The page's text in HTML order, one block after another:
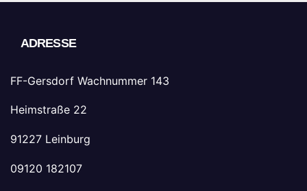
ADRESSE
FF-Gersdorf Wachnummer 143
Heimstraße 22
91227 Leinburg
09120 182107